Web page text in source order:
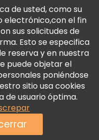
de usted, como su
electrónico,con el fin
sus solicitudes de
Esto se especifica
reserva y en nuestra
puede objetar el
poniéndose
sitio usa cookies
de usuario óptima.